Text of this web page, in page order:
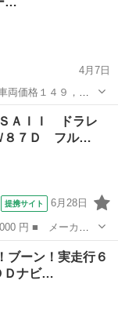
4月7日
価格１４９，０
歴なし！ETC！ス
ＡＩＩ ドラレ
８７Ｄ フル…
提携サイト 6月28日
名： シルク Ｓ
フルセグＴＶ Ｂ
ーン！実走行６
Ｄナビ…